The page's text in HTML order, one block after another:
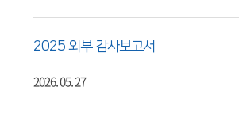
2025 외부 감사보고서
2026. 05. 27